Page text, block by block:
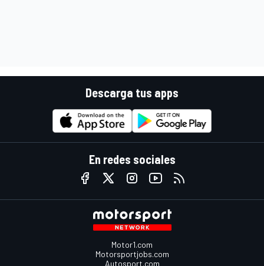
Descarga tus apps
En redes sociales
Motor1.com
Motorsportjobs.com
Autosport.com